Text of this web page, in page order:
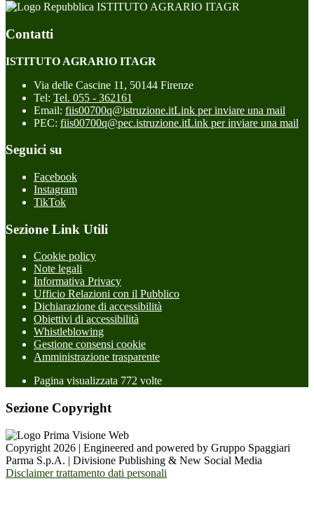
ISTITUTO AGRARIO ITAGR
Contatti
ISTITUTO AGRARIO ITAGR
Via delle Cascine 11, 50144 Firenze
Tel: Tel. 055 - 362161
Email: fiis00700q@istruzione.itLink per inviare una mail
PEC: fiis00700q@pec.istruzione.itLink per inviare una mail
Seguici su
Facebook
Instagram
TikTok
Sezione Link Utili
Cookie policy
Note legali
Informativa Privacy
Ufficio Relazioni con il Pubblico
Dichiarazione di accessibilità
Obiettivi di accessibilità
Whistleblowing
Gestione consensi cookie
Amministrazione trasparente
Pagina visualizzata 772 volte
Sezione Copyright
Copyright 2026 | Engineered and powered by Gruppo Spaggiari
Parma S.p.A. | Divisione Publishing & New Social Media
Disclaimer trattamento dati personali